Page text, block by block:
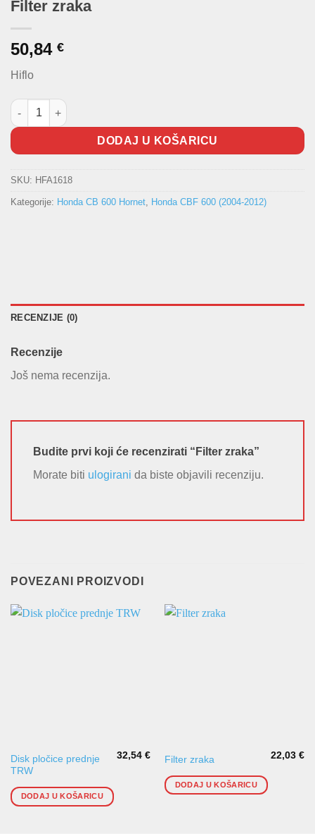
Filter zraka
50,84 €
Hiflo
Filter zraka količina
DODAJ U KOŠARICU
SKU: HFA1618
Kategorije: Honda CB 600 Hornet, Honda CBF 600 (2004-2012)
RECENZIJE (0)
Recenzije
Još nema recenzija.
Budite prvi koji će recenzirati “Filter zraka”
Morate biti ulogirani da biste objavili recenziju.
POVEZANI PROIZVODI
Disk pločice prednje
TRW
32,54€
DODAJ U KOŠARICU
Filter zraka 22,03€
DODAJ U KOŠARICU